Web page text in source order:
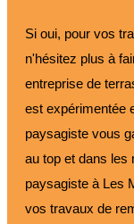
Si oui, pour vos
n'hésitez plus à
entreprise de
est expérimentée
paysagiste vous
au top et dans les
paysagiste à Les
vos travaux de